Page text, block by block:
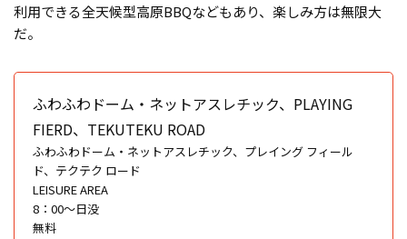
利用できる全天候型高原BBQなどもあり、楽しみ方は無限大
だ。
ふわふわドーム・ネットアスレチック、PLAYING
FIERD、TEKUTEKU ROAD
ふわふわドーム・ネットアスレチック、プレイング フィール
ド、テクテク ロード
LEISURE AREA
8：00〜日没
無料